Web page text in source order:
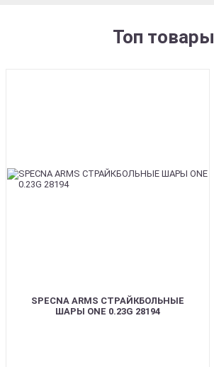
Топ товары
SPECNA ARMS СТРАЙКБОЛЬНЫЕ
ШАРЫ ONE 0.23G 28194